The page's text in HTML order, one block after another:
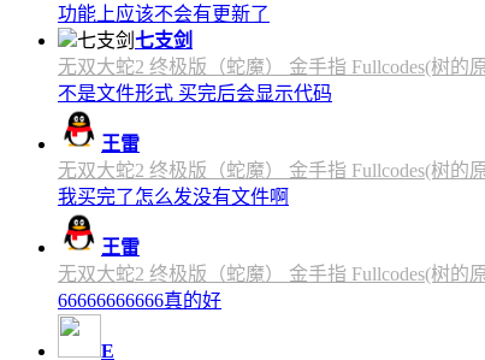
功能上应该不会有更新了
七支剑
无双大蛇2 终极版（蛇魔） 金手指 Fullcodes(树的
不是文件形式 买完后会显示代码
王雷
无双大蛇2 终极版（蛇魔） 金手指 Fullcodes(树的
我买完了怎么发没有文件啊
王雷
无双大蛇2 终极版（蛇魔） 金手指 Fullcodes(树的
66666666666真的好
E